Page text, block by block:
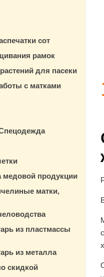
сот
рамок
для пасеки
с матками
медовой продукции
матки,
из пластмассы
из металла
скидкой